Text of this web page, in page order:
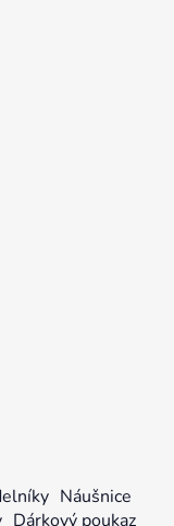
Náušnice
Dárkový poukaz